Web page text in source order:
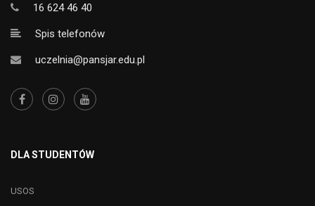
16 624 46 40
Spis telefonów
uczelnia@pansjar.edu.pl
DLA STUDENTÓW
USOS